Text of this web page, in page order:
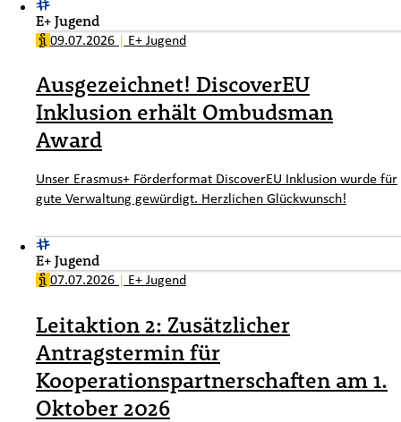
E+ Jugend
09.07.2026 | E+ Jugend
Ausgezeichnet! DiscoverEU
Inklusion erhält Ombudsman
Award
Unser Erasmus+ Förderformat DiscoverEU Inklusion wurde für
gute Verwaltung gewürdigt. Herzlichen Glückwunsch!
E+ Jugend
07.07.2026 | E+ Jugend
Leitaktion 2: Zusätzlicher
Antragstermin für
Kooperationspartnerschaften am 1.
Oktober 2026